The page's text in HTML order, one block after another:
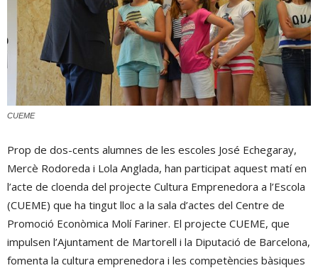
CUEME
Prop de dos-cents alumnes de les escoles José Echegaray,
Mercè Rodoreda i Lola Anglada, han participat aquest matí en
l’acte de cloenda del projecte Cultura Emprenedora a l’Escola
(CUEME) que ha tingut lloc a la sala d’actes del Centre de
Promoció Econòmica Molí Fariner. El projecte CUEME, que
impulsen l’Ajuntament de Martorell i la Diputació de Barcelona,
fomenta la cultura emprenedora i les competències bàsiques